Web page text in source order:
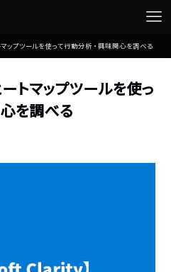
ップツールを使って行動分析・興味関心を調べる
トマップツールを使っ
を調べる